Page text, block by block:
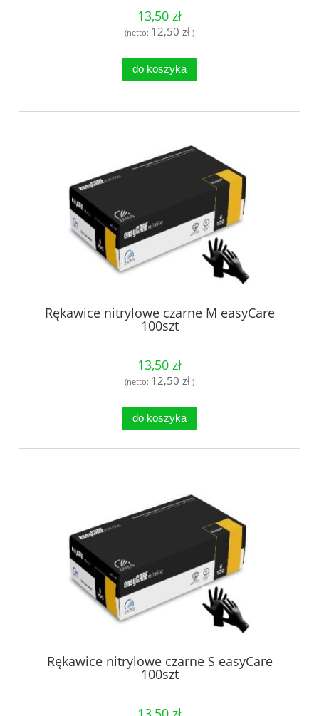
13,50 zł
(netto: 12,50 zł )
do koszyka
Rękawice nitrylowe czarne M easyCare
100szt
13,50 zł
(netto: 12,50 zł )
do koszyka
Rękawice nitrylowe czarne S easyCare
100szt